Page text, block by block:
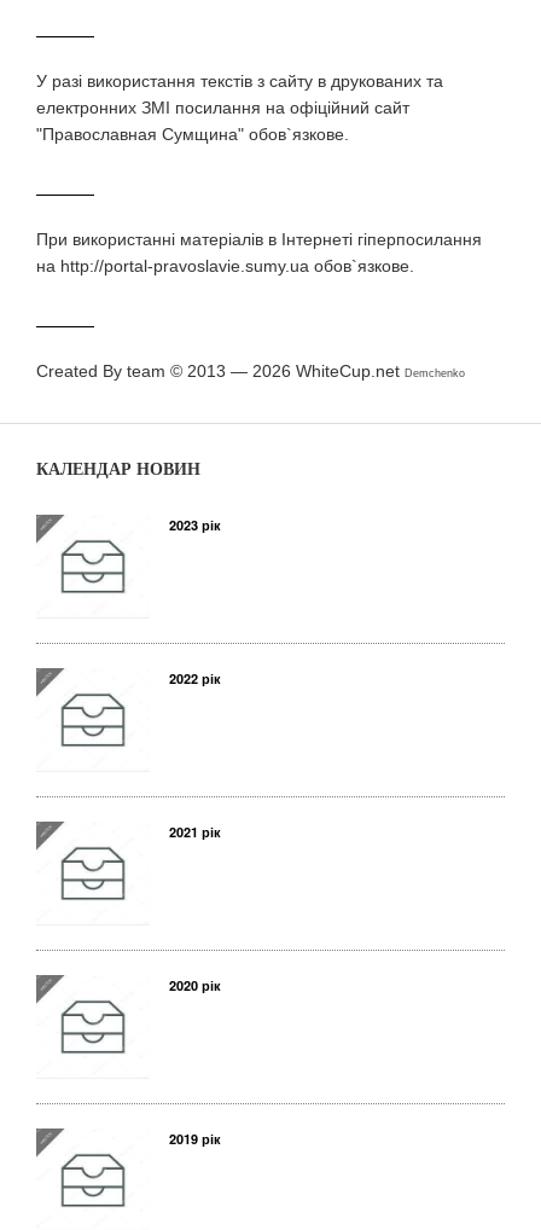
У разi використання текстiв з сайту в друкованих та
електронних ЗМI посилання на офіційний сайт
"Православная Сумщина" обов`язкове.
При використаннi матерiалiв в Iнтернетi гiперпосилання
на http://portal-pravoslavie.sumy.ua обов`язкове.
Created By team © 2013 — 2026 WhiteCup.net Demchenko
КАЛЕНДАР НОВИН
2023 рік
2022 рік
2021 рік
2020 рік
2019 рік